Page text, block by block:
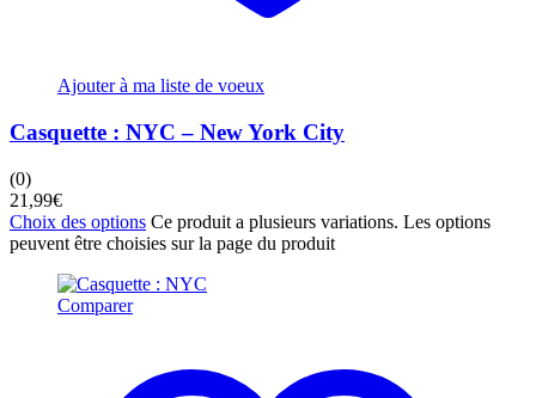
Ajouter à ma liste de voeux
Casquette : NYC – New York City
(0)
21,99€
Choix des options Ce produit a plusieurs variations. Les options
peuvent être choisies sur la page du produit
Comparer